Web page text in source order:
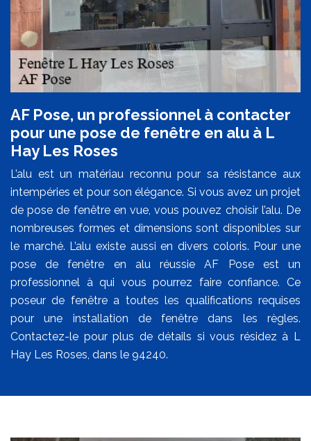
AF Pose, un professionnel à contacter
pour une pose de fenêtre en alu à L
Hay Les Roses
L’alu est un matériau reconnu pour sa résistance aux
intempéries et pour son élégance. Si vous avez un projet
de pose de fenêtre en vue, vous pouvez choisir l’alu. De
nombreuses formes et dimensions sont disponibles sur
le marché. L’alu existe aussi en divers coloris. Pour une
pose de fenêtre en alu réussie AF Pose est un
professionnel à qui vous pourrez faire confiance. Ce
poseur de fenêtre a toutes les qualifications requises
pour une installation de fenêtre dans les règles.
Contactez-le pour plus de détails si vous résidez à L
Hay Les Roses, dans le 94240.